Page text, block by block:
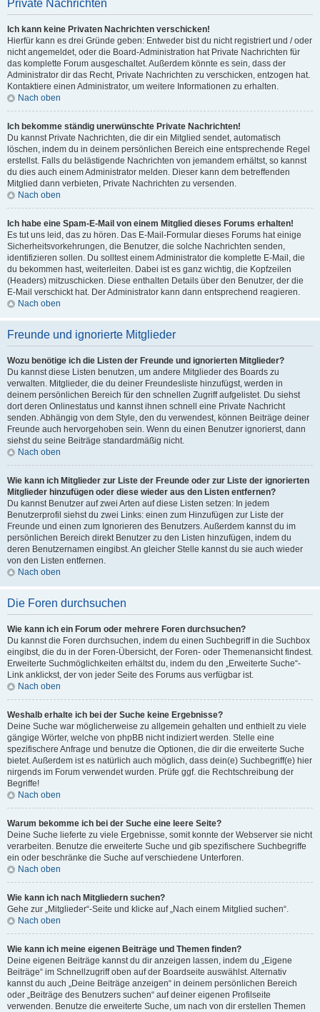
Private Nachrichten
Ich kann keine Privaten Nachrichten verschicken!
Hierfür kann es drei Gründe geben: Entweder bist du nicht registriert und / oder
nicht angemeldet, oder die Board-Administration hat Private Nachrichten für
das komplette Forum ausgeschaltet. Außerdem könnte es sein, dass der
Administrator dir das Recht, Private Nachrichten zu verschicken, entzogen hat.
Kontaktiere einen Administrator, um weitere Informationen zu erhalten.
Nach oben
Ich bekomme ständig unerwünschte Private Nachrichten!
Du kannst Private Nachrichten, die dir ein Mitglied sendet, automatisch
löschen, indem du in deinem persönlichen Bereich eine entsprechende Regel
erstellst. Falls du belästigende Nachrichten von jemandem erhältst, so kannst
du dies auch einem Administrator melden. Dieser kann dem betreffenden
Mitglied dann verbieten, Private Nachrichten zu versenden.
Nach oben
Ich habe eine Spam-E-Mail von einem Mitglied dieses Forums erhalten!
Es tut uns leid, das zu hören. Das E-Mail-Formular dieses Forums hat einige
Sicherheitsvorkehrungen, die Benutzer, die solche Nachrichten senden,
identifizieren sollen. Du solltest einem Administrator die komplette E-Mail, die
du bekommen hast, weiterleiten. Dabei ist es ganz wichtig, die Kopfzeilen
(Headers) mitzuschicken. Diese enthalten Details über den Benutzer, der die
E-Mail verschickt hat. Der Administrator kann dann entsprechend reagieren.
Nach oben
Freunde und ignorierte Mitglieder
Wozu benötige ich die Listen der Freunde und ignorierten Mitglieder?
Du kannst diese Listen benutzen, um andere Mitglieder des Boards zu
verwalten. Mitglieder, die du deiner Freundesliste hinzufügst, werden in
deinem persönlichen Bereich für den schnellen Zugriff aufgelistet. Du siehst
dort deren Onlinestatus und kannst ihnen schnell eine Private Nachricht
senden. Abhängig von dem Style, den du verwendest, können Beiträge deiner
Freunde auch hervorgehoben sein. Wenn du einen Benutzer ignorierst, dann
siehst du seine Beiträge standardmäßig nicht.
Nach oben
Wie kann ich Mitglieder zur Liste der Freunde oder zur Liste der ignorierten
Mitglieder hinzufügen oder diese wieder aus den Listen entfernen?
Du kannst Benutzer auf zwei Arten auf diese Listen setzen: In jedem
Benutzerprofil siehst du zwei Links: einen zum Hinzufügen zur Liste der
Freunde und einen zum Ignorieren des Benutzers. Außerdem kannst du im
persönlichen Bereich direkt Benutzer zu den Listen hinzufügen, indem du
deren Benutzernamen eingibst. An gleicher Stelle kannst du sie auch wieder
von den Listen entfernen.
Nach oben
Die Foren durchsuchen
Wie kann ich ein Forum oder mehrere Foren durchsuchen?
Du kannst die Foren durchsuchen, indem du einen Suchbegriff in die Suchbox
eingibst, die du in der Foren-Übersicht, der Foren- oder Themenansicht findest.
Erweiterte Suchmöglichkeiten erhältst du, indem du den „Erweiterte Suche“-
Link anklickst, der von jeder Seite des Forums aus verfügbar ist.
Nach oben
Weshalb erhalte ich bei der Suche keine Ergebnisse?
Deine Suche war möglicherweise zu allgemein gehalten und enthielt zu viele
gängige Wörter, welche von phpBB nicht indiziert werden. Stelle eine
spezifischere Anfrage und benutze die Optionen, die dir die erweiterte Suche
bietet. Außerdem ist es natürlich auch möglich, dass dein(e) Suchbegriff(e) hier
nirgends im Forum verwendet wurden. Prüfe ggf. die Rechtschreibung der
Begriffe!
Nach oben
Warum bekomme ich bei der Suche eine leere Seite?
Deine Suche lieferte zu viele Ergebnisse, somit konnte der Webserver sie nicht
verarbeiten. Benutze die erweiterte Suche und gib spezifischere Suchbegriffe
ein oder beschränke die Suche auf verschiedene Unterforen.
Nach oben
Wie kann ich nach Mitgliedern suchen?
Gehe zur „Mitglieder“-Seite und klicke auf „Nach einem Mitglied suchen“.
Nach oben
Wie kann ich meine eigenen Beiträge und Themen finden?
Deine eigenen Beiträge kannst du dir anzeigen lassen, indem du „Eigene
Beiträge“ im Schnellzugriff oben auf der Boardseite auswählst. Alternativ
kannst du auch „Deine Beiträge anzeigen“ in deinem persönlichen Bereich
oder „Beiträge des Benutzers suchen“ auf deiner eigenen Profilseite
verwenden. Benutze die erweiterte Suche, um nach von dir erstellen Themen